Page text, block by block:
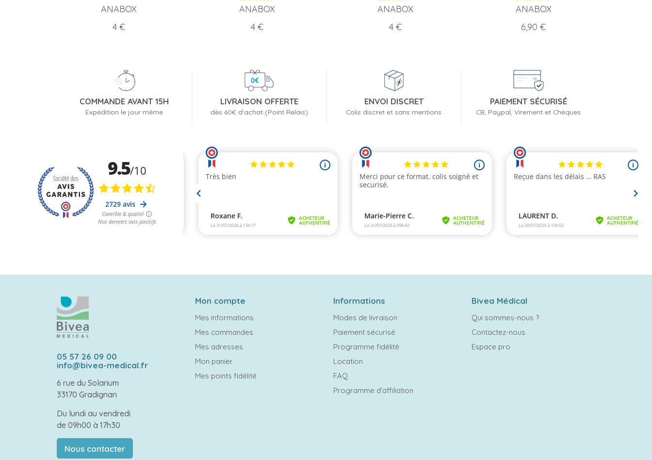
ANABOX
Prix
4 €
ANABOX
Prix
4 €
ANABOX
Prix
4 €
ANABOX
Prix
6,90 €
COMMANDE AVANT 15H
Expédition le jour même
LIVRAISON OFFERTE
dès 60€ d'achat (Point Relais)
ENVOI DISCRET
Colis discret et sans mentions
PAIEMENT SÉCURISÉ
CB, Paypal, Virement et Chèques
05 57 26 09 00
info@bivea-medical.fr
6 rue du Solarium
33170 Gradignan
Du lundi au vendredi
de 09h00 à 17h30
Nous contacter
Mon compte
Mes informations
Mes commandes
Mes adresses
Mon panier
Mes points fidélité
Informations
Modes de livraison
Paiement sécurisé
Programme fidélité
Location
FAQ
Programme d'affiliation
Bivea Médical
Qui sommes-nous ?
Contactez-nous
Espace pro